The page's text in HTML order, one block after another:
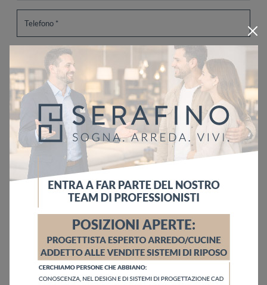
Sfoglia i cataloghi
Ho letto l'informativa sullaPrivacy Policy